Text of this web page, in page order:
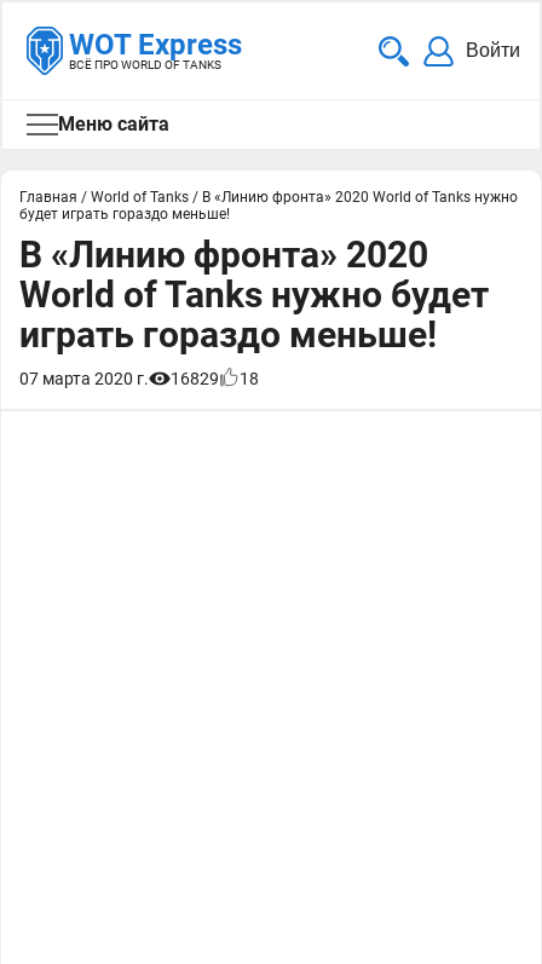
WOT Express
ВСЁ ПРО WORLD OF TANKS
Войти
Меню сайта
Главная / World of Tanks / В «Линию фронта» 2020 World of Tanks нужно
будет играть гораздо меньше!
В «Линию фронта» 2020
World of Tanks нужно будет
играть гораздо меньше!
07 марта 2020 г. 16829 18